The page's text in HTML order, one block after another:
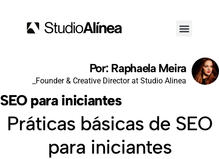
Por: Raphaela Meira
_Founder & Creative Director at Studio Alinea
SEO para iniciantes
Práticas básicas de SEO
para iniciantes